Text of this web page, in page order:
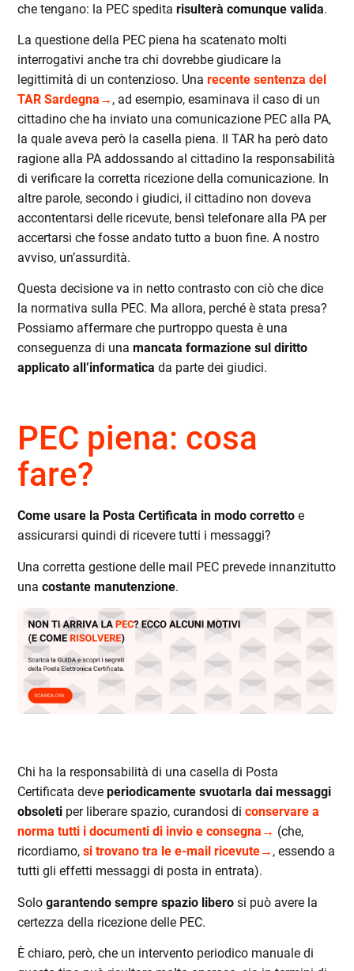
che tengano: la PEC spedita risulterà comunque valida.
La questione della PEC piena ha scatenato molti
interrogativi anche tra chi dovrebbe giudicare la
legittimità di un contenzioso. Unarecente sentenza del
TAR Sardegna→ , ad esempio, esaminava il caso di un
cittadino che ha inviato una comunicazione PEC alla PA,
la quale aveva però la casella piena. Il TAR ha però dato
ragione alla PA addossando al cittadino la responsabilità
di verificare la corretta ricezione della comunicazione. In
altre parole, secondo i giudici, il cittadino non doveva
accontentarsi delle ricevute, bensì telefonare alla PA per
accertarsi che fosse andato tutto a buon fine. A nostro
avviso, un’assurdità.
Questa decisione va in netto contrasto con ciò che dice
la normativa sulla PEC. Ma allora, perché è stata presa?
Possiamo affermare che purtroppo questa è una
conseguenza di unamancata formazione sul diritto
applicato all’informatica da parte dei giudici.
PEC piena: cosa
fare?
Come usare la Posta Certificata in modo corretto e
assicurarsi quindi di ricevere tutti i messaggi?
Una corretta gestione delle mail PEC prevede innanzitutto
unacostante manutenzione.
Chi ha la responsabilità di una casella di Posta
Certificata deveperiodicamente svuotarla dai messaggi
obsoleti per liberare spazio, curandosi diconservare a
norma tutti i documenti di invio e consegna→ (che,
ricordiamo,si trovano tra le e-mail ricevute→ , essendo a
tutti gli effetti messaggi di posta in entrata).
Sologarantendo sempre spazio libero si può avere la
certezza della ricezione delle PEC.
È chiaro, però, che un intervento periodico manuale di